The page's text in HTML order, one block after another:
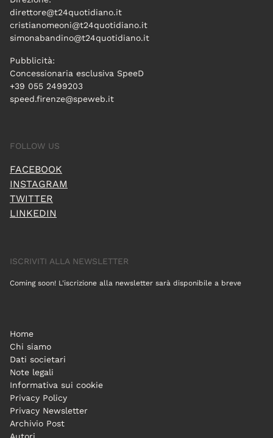
direttore@t24quotidiano.it
cristianomeoni@t24quotidiano.it
simonabandino@t24quotidiano.it
Pubblicità:
Concessionaria esclusiva SpeeD
+39 055 2499203
speed.firenze@speweb.it
FOLLOW US
FACEBOOK
INSTAGRAM
TWITTER
LINKEDIN
ISCRIVITI ALLA NEWSLETTER
Coming soon! L'iscrizione alla newsletter sarà disponibile a breve
Home
Chi siamo
Dati societari
Note legali
Informativa sui cookie
Privacy Policy
Privacy Newsletter
Archivio Post